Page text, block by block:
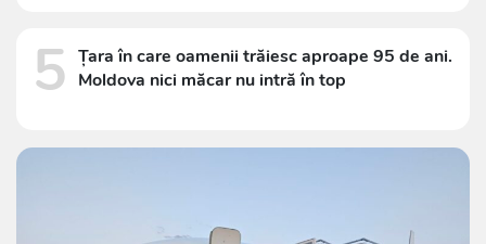
5 Țara în care oamenii trăiesc aproape 95 de ani.
Moldova nici măcar nu intră în top